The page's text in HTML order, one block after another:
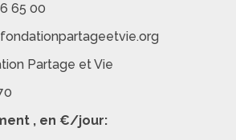
65 00
Partage et Vie
, en €/jour: